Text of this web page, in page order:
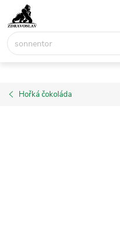
na
obsah
Hořká čokoláda